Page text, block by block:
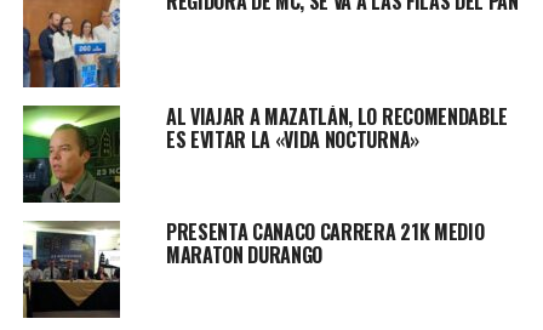
su vida.
Las investigaciones del caso se mantienen en manos de
los elementos de la Policía Investigadora de Delitos de
la Fiscalía General del Estado, sin que al momento se
reporte más datos al respecto.
TOPICS RELACIONADOS:
UP NEXT
NUEVA LEY DE FISCALIZACIÓN FORTALECERÁ LA EASE:
ALEJANDRO MOJICA
AL VIAJAR A MAZATLÁN, LO RECOMENDABLE
ES EVITAR LA «VIDA NOCTURNA»
PRESENTA CANACO CARRERA 21K MEDIO
MARATON DURANGO